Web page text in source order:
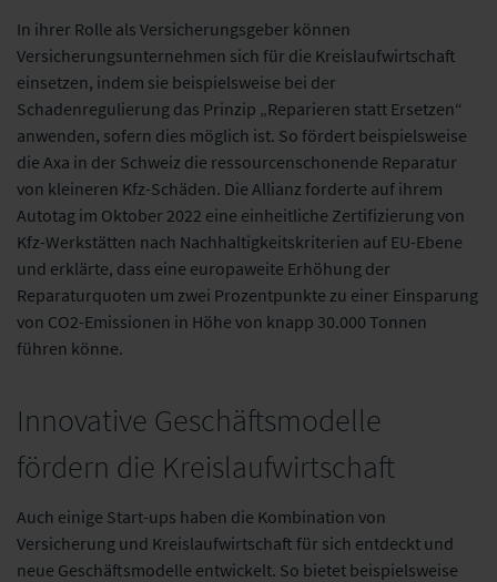
In ihrer Rolle als Versicherungsgeber können
Versicherungsunternehmen sich für die Kreislaufwirtschaft
einsetzen, indem sie beispielsweise bei der
Schadenregulierung das Prinzip „Reparieren statt Ersetzen“
anwenden, sofern dies möglich ist. So fördert beispielsweise
die Axa in der Schweiz die ressourcenschonende Reparatur
von kleineren Kfz-Schäden. Die Allianz forderte auf ihrem
Autotag im Oktober 2022 eine einheitliche Zertifizierung von
Kfz-Werkstätten nach Nachhaltigkeitskriterien auf EU-Ebene
und erklärte, dass eine europaweite Erhöhung der
Reparaturquoten um zwei Prozentpunkte zu einer Einsparung
von CO2-Emissionen in Höhe von knapp 30.000 Tonnen
führen könne.
Innovative Geschäftsmodelle
fördern die Kreislaufwirtschaft
Auch einige Start-ups haben die Kombination von
Versicherung und Kreislaufwirtschaft für sich entdeckt und
neue Geschäftsmodelle entwickelt. So bietet beispielsweise